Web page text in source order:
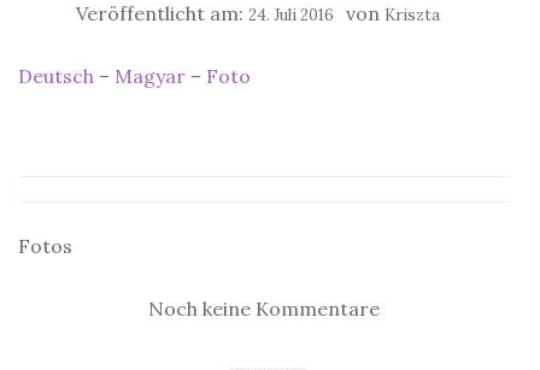
Veröffentlicht am: 24. Juli 2016 von Kriszta
Deutsch – Magyar – Foto
Fotos
Noch keine Kommentare